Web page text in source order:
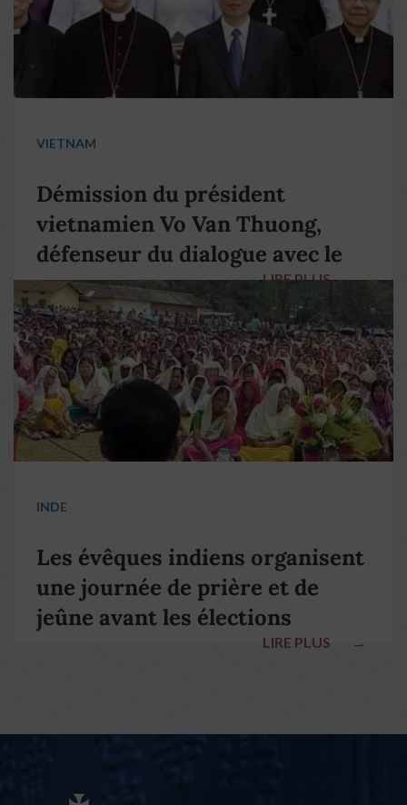
VIETNAM
Démission du président
vietnamien Vo Van Thuong,
défenseur du dialogue avec le
pape François
LIRE PLUS →
INDE
Les évêques indiens organisent
une journée de prière et de
jeûne avant les élections
LIRE PLUS →